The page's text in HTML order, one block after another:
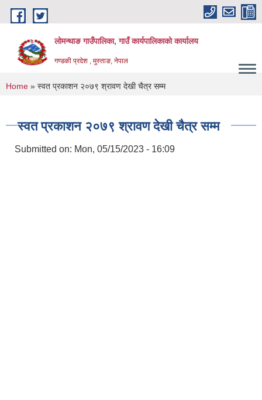
Skip to main content
लोमन्थाङ गाउँपालिका, गाउँ कार्यपालिकाको कार्यालय
गण्डकी प्रदेश , मुस्ताङ, नेपाल
You are here
Home » स्वत प्रकाशन २०७९ श्रावण देखी चैत्र सम्म
स्वत प्रकाशन २०७९ श्रावण देखी चैत्र सम्म
Submitted on: Mon, 05/15/2023 - 16:09